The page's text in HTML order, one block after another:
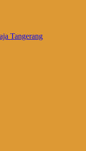
Tangerang